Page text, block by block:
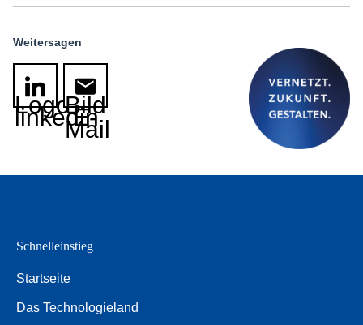
Weitersagen
Logo
linkedin
Bild
E-
Mail
Schnelleinstieg
Startseite
Das Technologieland